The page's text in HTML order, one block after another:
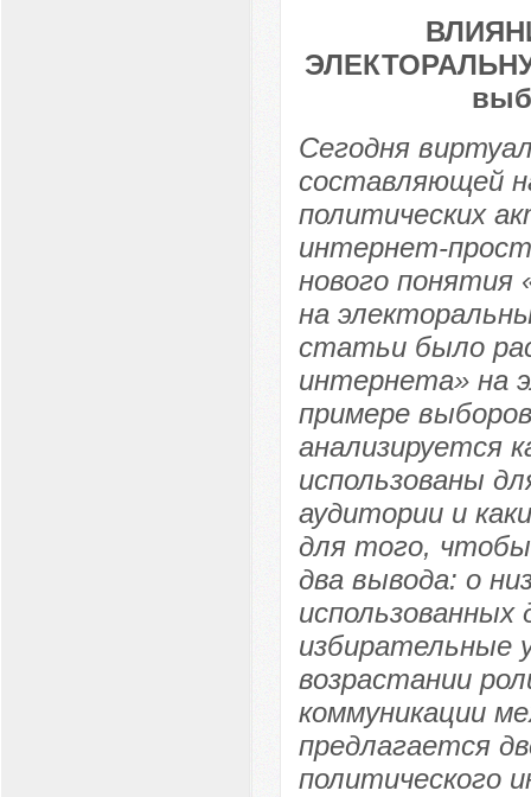
Сегодня
составляющей
политических
интернет-
нового понятия
на
статьи было
интернета» на
примере
анализируется
использованы
аудитории и
для того,
два вывода: о
использованных
избирательные
возрастании
коммуникации
предлагается
политического